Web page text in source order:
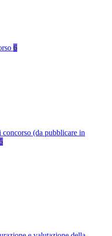
6
concorso (da pubblicare in
5